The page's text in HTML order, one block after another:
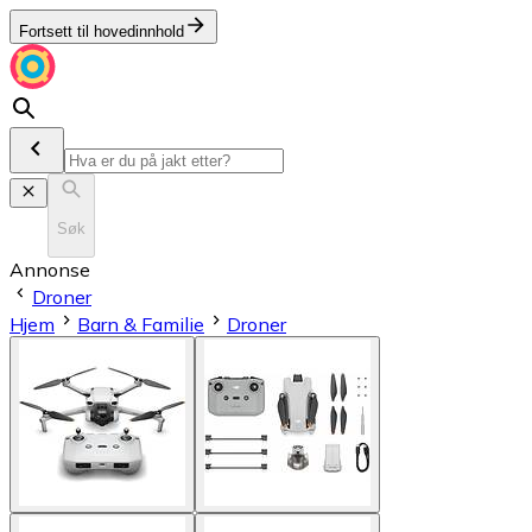
Fortsett til hovedinnhold
Søk
Annonse
Droner
Hjem
Barn & Familie Droner